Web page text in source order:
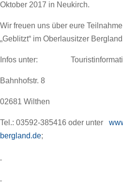
Oktober 2017 in Neukirch.
Wir freuen uns über eure
„Geblitzt“ im Oberlausitzer
Infos unter:
Bahnhofstr. 8
02681 Wilthen
Tel.: 03592-385416 oder unter
bergland.de;